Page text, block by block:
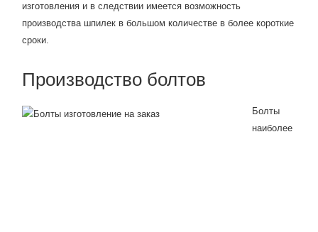
изготовления и в следствии имеется возможность
производства шпилек в большом количестве в более короткие
сроки.
Производство болтов
Болты
наиболее